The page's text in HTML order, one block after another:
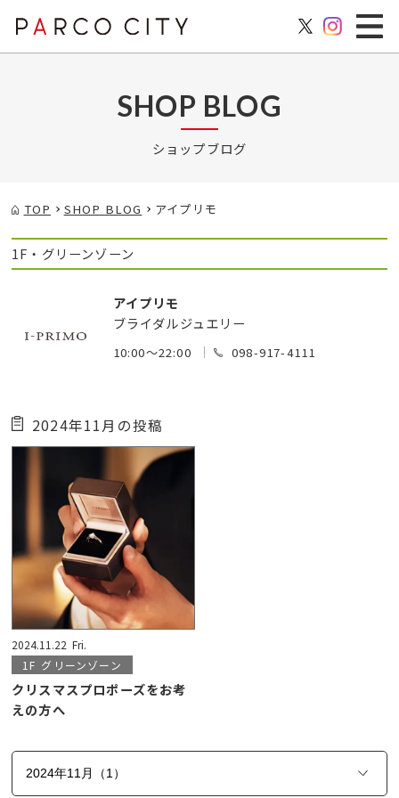
SHOP BLOG
ショップブログ
TOP SHOP BLOG アイプリモ
1F・グリーンゾーン
アイプリモ
ブライダルジュエリー
10:00～22:00 098-917-4111
2024年11月の投稿
2024.11.22 Fri.
1F グリーンゾーン
クリスマスプロポーズをお考
えの方へ